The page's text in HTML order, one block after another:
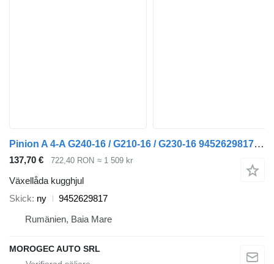
Pinion A 4-A G240-16 / G210-16 / G230-16 9452629817 växellåda kugghjul till Mercedes-Benz lastbil
137,70 € 722,40 RON ≈ 1 509 kr
Växellåda kugghjul
Skick ny
9452629817
Rumänien, Baia Mare
MOROGEC AUTO SRL